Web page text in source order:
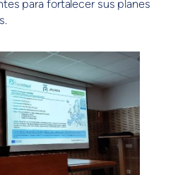
para fortalecer sus planes